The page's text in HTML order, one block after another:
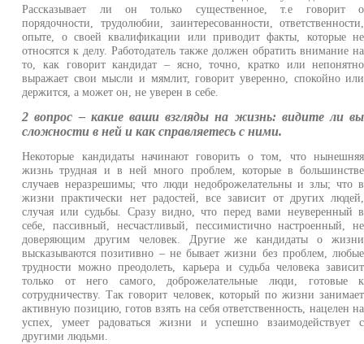
Рассказывает ли он только существенное, т.е говорит о
порядочности, трудолюбии, заинтересованности, ответственности,
опыте, о своей квалификации или приводит факты, которые не
относятся к делу. Работодатель также должен обратить внимание на
то, как говорит кандидат – ясно, точно, кратко или непонятно
выражает свои мысли и мямлит, говорит уверенно, спокойно или
держится, а может он, не уверен в себе.
2 вопрос – какие ваши взгляды на жизнь: видите ли вы
сложности в ней и как справляетесь с ними.
Некоторые кандидаты начинают говорить о том, что нынешняя
жизнь трудная и в ней много проблем, которые в большинстве
случаев неразрешимы; что люди недоброжелательны и злы; что в
жизни практически нет радостей, все зависит от других людей,
случая или судьбы. Сразу видно, что перед вами неуверенный в
себе, пассивный, несчастливый, пессимистично настроенный, не
доверяющим другим человек. Другие же кандидаты о жизни
высказываются позитивно – не бывает жизни без проблем, любые
трудности можно преодолеть, карьера и судьба человека зависит
только от него самого, доброжелательные люди, готовые к
сотрудничеству. Так говорит человек, который по жизни занимает
активную позицию, готов взять на себя ответственность, нацелен на
успех, умеет радоваться жизни и успешно взаимодействует с
другими людьми.